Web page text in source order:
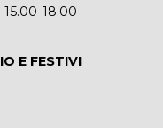
18.00
E FESTIVI